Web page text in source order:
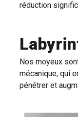
réduction
Nos moyeux
mécanique, qui
pénétrer et